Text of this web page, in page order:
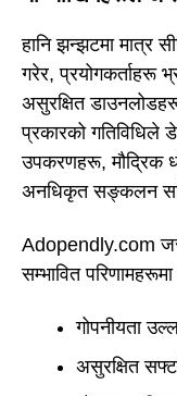
हानि झन्झटमा मात्र
गरेर, प्रयोगकर्ताहरू
असुरक्षित
प्रकारको गतिविधिले
उपकरणहरू, मौद्रिक
अनधिकृत सङ्कलन
Adopendly.com
सम्भावित
गोपनीयता
असुरक्षित